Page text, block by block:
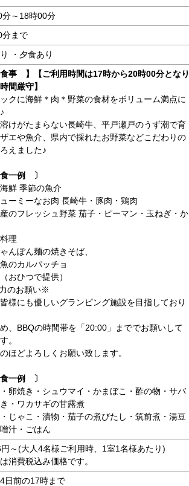
分～18時00分
分まで
・夕食あり
事 】【ご利用時間は17時から20時00分となり
間厳守】
クに海鮮＊肉＊野菜の食材をボリューム満点に
けがたまらない長崎牛、平戸瀬戸のうず潮で育
エや魚介、県内で採れたお野菜などこだわりの
えました♪
一例 〕
鮮 季節の魚介
ーミーなお肉 長崎牛・豚肉・鶏肉
のフレッシュ野菜 茄子・ピーマン・玉ねぎ・か
理
んぽん麺の焼きそば、
のカルパッチョ
おひつで提供）
のお願い※
様にも優しいグランピング施設を目指しており
、BBQの時間帯を「20:00」まででお願いして
。
ほどよろしくお願い致します。
一例 〕
卵焼き・シュウマイ・かまぼこ・酢の物・サバ
・ワカサギの甘露煮
じゃこ・漬物・茄子の煮びたし・筑前煮・湯豆
汁・ごはん
～(大人4名様ご利用時、1室1名様あたり)
消費税込み価格です。
日前の17時まで